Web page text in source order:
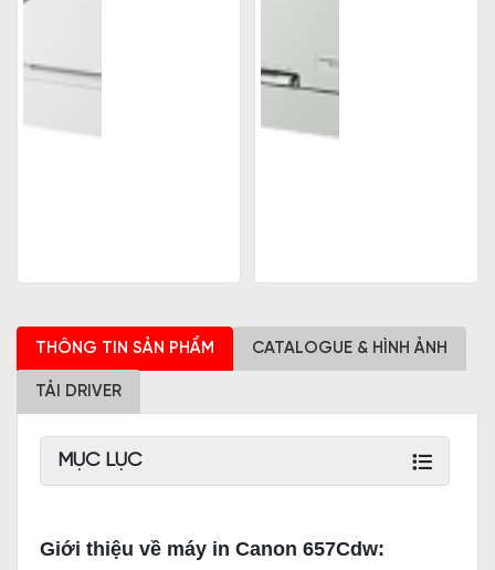
THÔNG TIN SẢN PHẨM CATALOGUE & HÌNH ẢNH
TẢI DRIVER
MỤC LỤC
Giới thiệu về máy in Canon 657Cdw: